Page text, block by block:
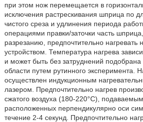
при этом нож перемещается в
исключения растрескивания шприца по
чистого среза и удлинения периода
операциями правки/заточки часть
разрезанию, предпочтительно нагревать
устройством. Температура нагрева
и может быть без затруднений
области путем рутинного эксперимента.
осуществлен индукционным
лазером. Предпочтительно нагрев
сжатого воздуха (180-220°C),
расположенных перпендикулярно оси
течение 2-4 секунд. Предпочтительно